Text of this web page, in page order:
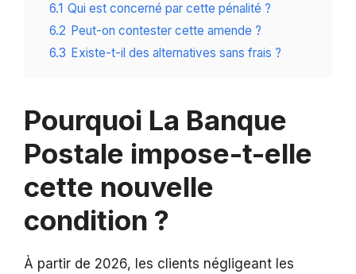
6.1 Qui est concerné par cette pénalité ?
6.2 Peut-on contester cette amende ?
6.3 Existe-t-il des alternatives sans frais ?
Pourquoi La Banque
Postale impose-t-elle
cette nouvelle
condition ?
À partir de 2026, les clients négligeant les